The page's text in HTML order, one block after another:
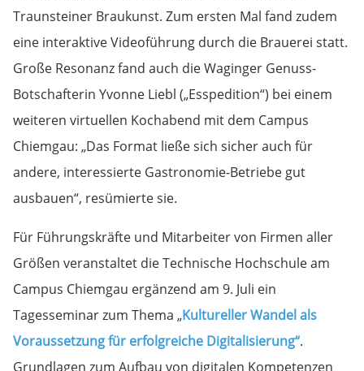
Traunsteiner Braukunst. Zum ersten Mal fand zudem
eine interaktive Videoführung durch die Brauerei statt.
Große Resonanz fand auch die Waginger Genuss-
Botschafterin Yvonne Liebl („Esspedition“) bei einem
weiteren virtuellen Kochabend mit dem Campus
Chiemgau: „Das Format ließe sich sicher auch für
andere, interessierte Gastronomie-Betriebe gut
ausbauen“, resümierte sie.
Für Führungskräfte und Mitarbeiter von Firmen aller
Größen veranstaltet die Technische Hochschule am
Campus Chiemgau ergänzend am 9. Juli ein
Tagesseminar zum Thema „Kultureller Wandel als
Voraussetzung für erfolgreiche Digitalisierung“.
Grundlagen zum Aufbau von digitalen Kompetenzen